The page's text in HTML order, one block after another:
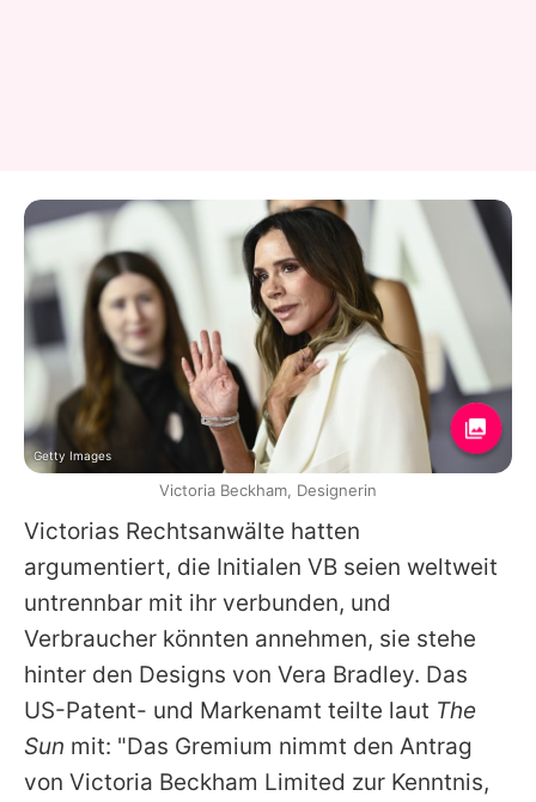
Victorias Rechtsanwälte hatten
argumentiert, die Initialen VB seien weltweit
untrennbar mit ihr verbunden, und
Verbraucher könnten annehmen, sie stehe
hinter den Designs von Vera Bradley. Das
US-Patent- und Markenamt teilte laut The
Sun mit: "Das Gremium nimmt den Antrag
von Victoria Beckham Limited zur Kenntnis,
Getty Images
Victoria Beckham, Designerin